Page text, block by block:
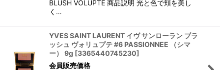
BLUSH VOLUPTE 商品説明 光と色で頬を美し
く…
YVES SAINT LAURENT イヴ サンローラン ブラ
ッシュ ヴォリュプテ #6 PASSIONNEE （シマ
ー） 9g [3365440745230]
会員販売価格